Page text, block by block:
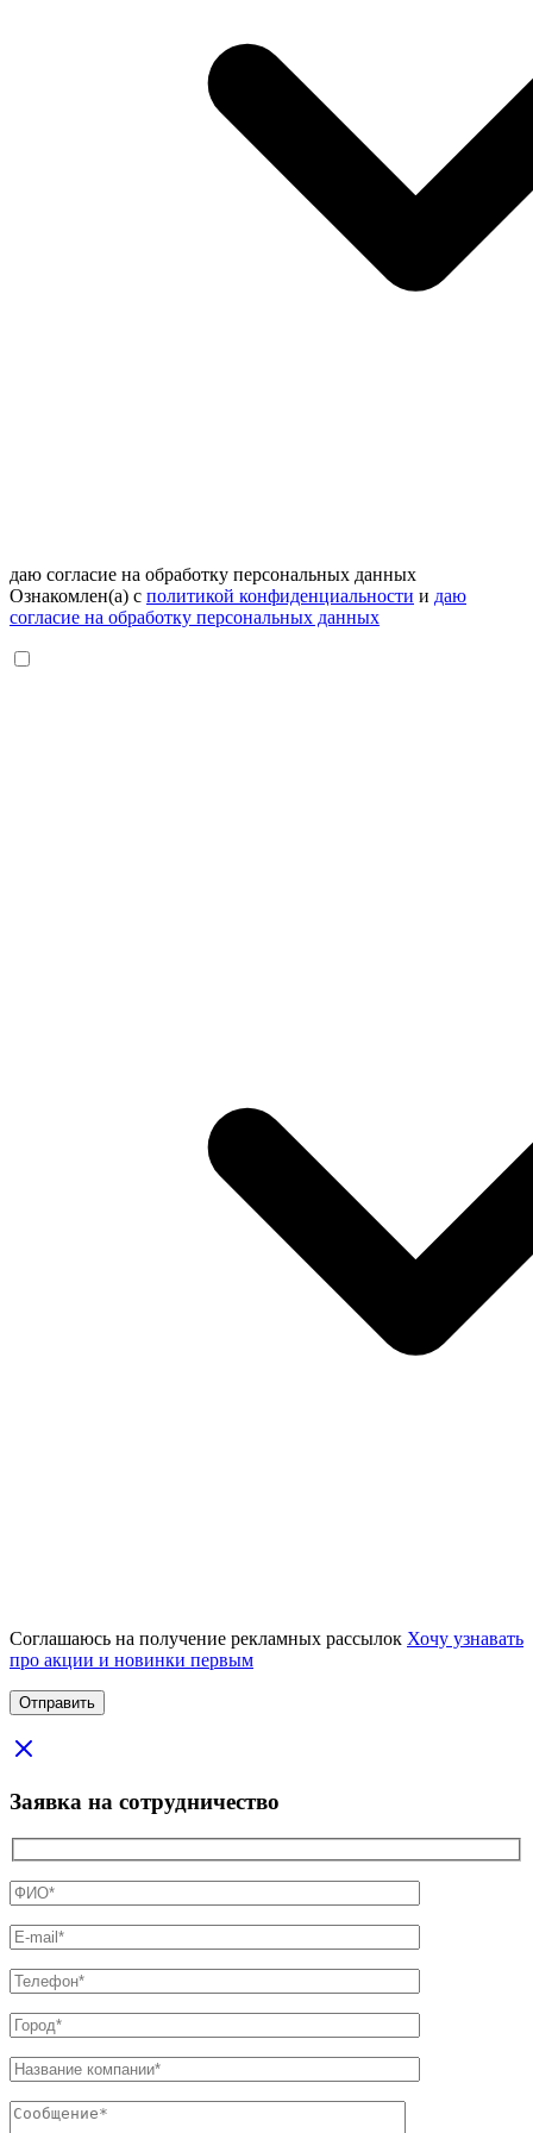
даю согласие на обработку персональных данных
Ознакомлен(а) с политикой конфиденциальности и даю
согласие на обработку персональных данных
Соглашаюсь на получение рекламных рассылок Хочу узнавать
про акции и новинки первым
Заявка на сотрудничество